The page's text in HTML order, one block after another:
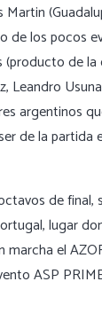
de los pocos
de
Leandro
argentinos
de la partida
de final,
lugar
marcha el
ASP